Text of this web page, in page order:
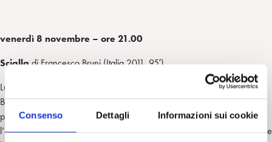
Consenso Dettagli Informazioni sui cookie
venerdì 8 novembre – ore 21.00
Scialladi Francesco Bruni (Italia 2011, 95′)
Luca, studente svogliato cresciuto senza un padre, prende ripetizioni da
Bruno, professore indolente e solitario che ha lasciato l’insegnamento
per dedicarsi alla scrittura. Quando la madre di Luca deve lasciare
l’Italia per lavoro, i due si trovano costretti a una difficile convivenza, che